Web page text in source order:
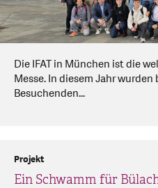
Die IFAT in München ist die
Messe. In diesem Jahr
Besuchenden...
Ein Schwamm für
Projekt